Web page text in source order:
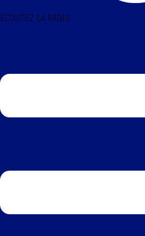
ÉCOUTEZ LA RADIO